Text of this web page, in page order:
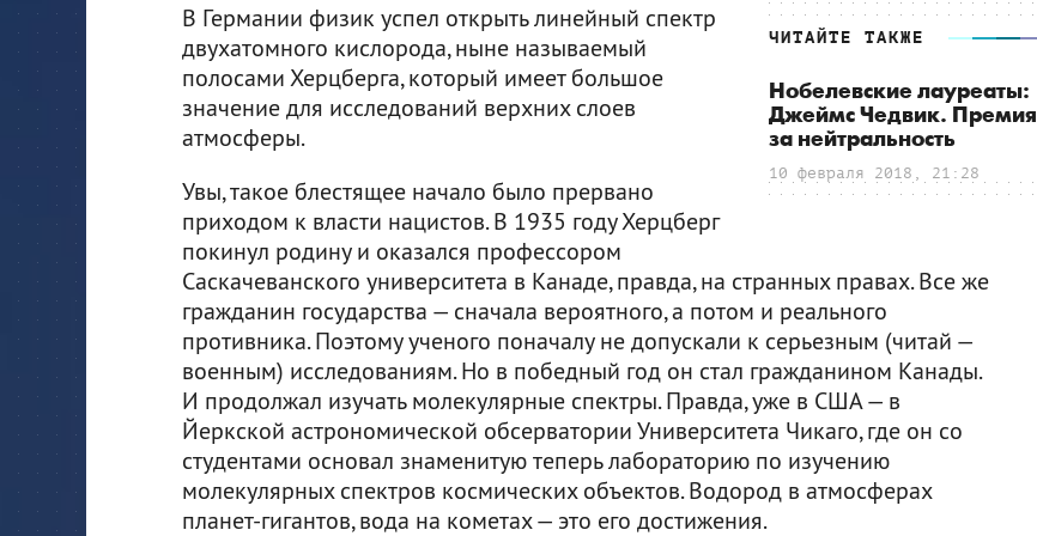
ЧИТАЙТЕ ТАКЖЕ
Нобелевские лауреаты:
Джеймс Чедвик. Премия
за нейтральность
10 февраля 2018, 21:28
В Германии физик успел открыть линейный спектр
двухатомного кислорода, ныне называемый
полосами Херцберга, который имеет большое
значение для исследований верхних слоев
атмосферы.
Увы, такое блестящее начало было прервано
приходом к власти нацистов. В 1935 году Херцберг
покинул родину и оказался профессором
Саскачеванского университета в Канаде, правда, на странных правах. Все же
гражданин государства — сначала вероятного, а потом и реального
противника. Поэтому ученого поначалу не допускали к серьезным (читай —
военным) исследованиям. Но в победный год он стал гражданином Канады.
И продолжал изучать молекулярные спектры. Правда, уже в США — в
Йеркской астрономической обсерватории Университета Чикаго, где он со
студентами основал знаменитую теперь лабораторию по изучению
молекулярных спектров космических объектов. Водород в атмосферах
планет-гигантов, вода на кометах — это его достижения.